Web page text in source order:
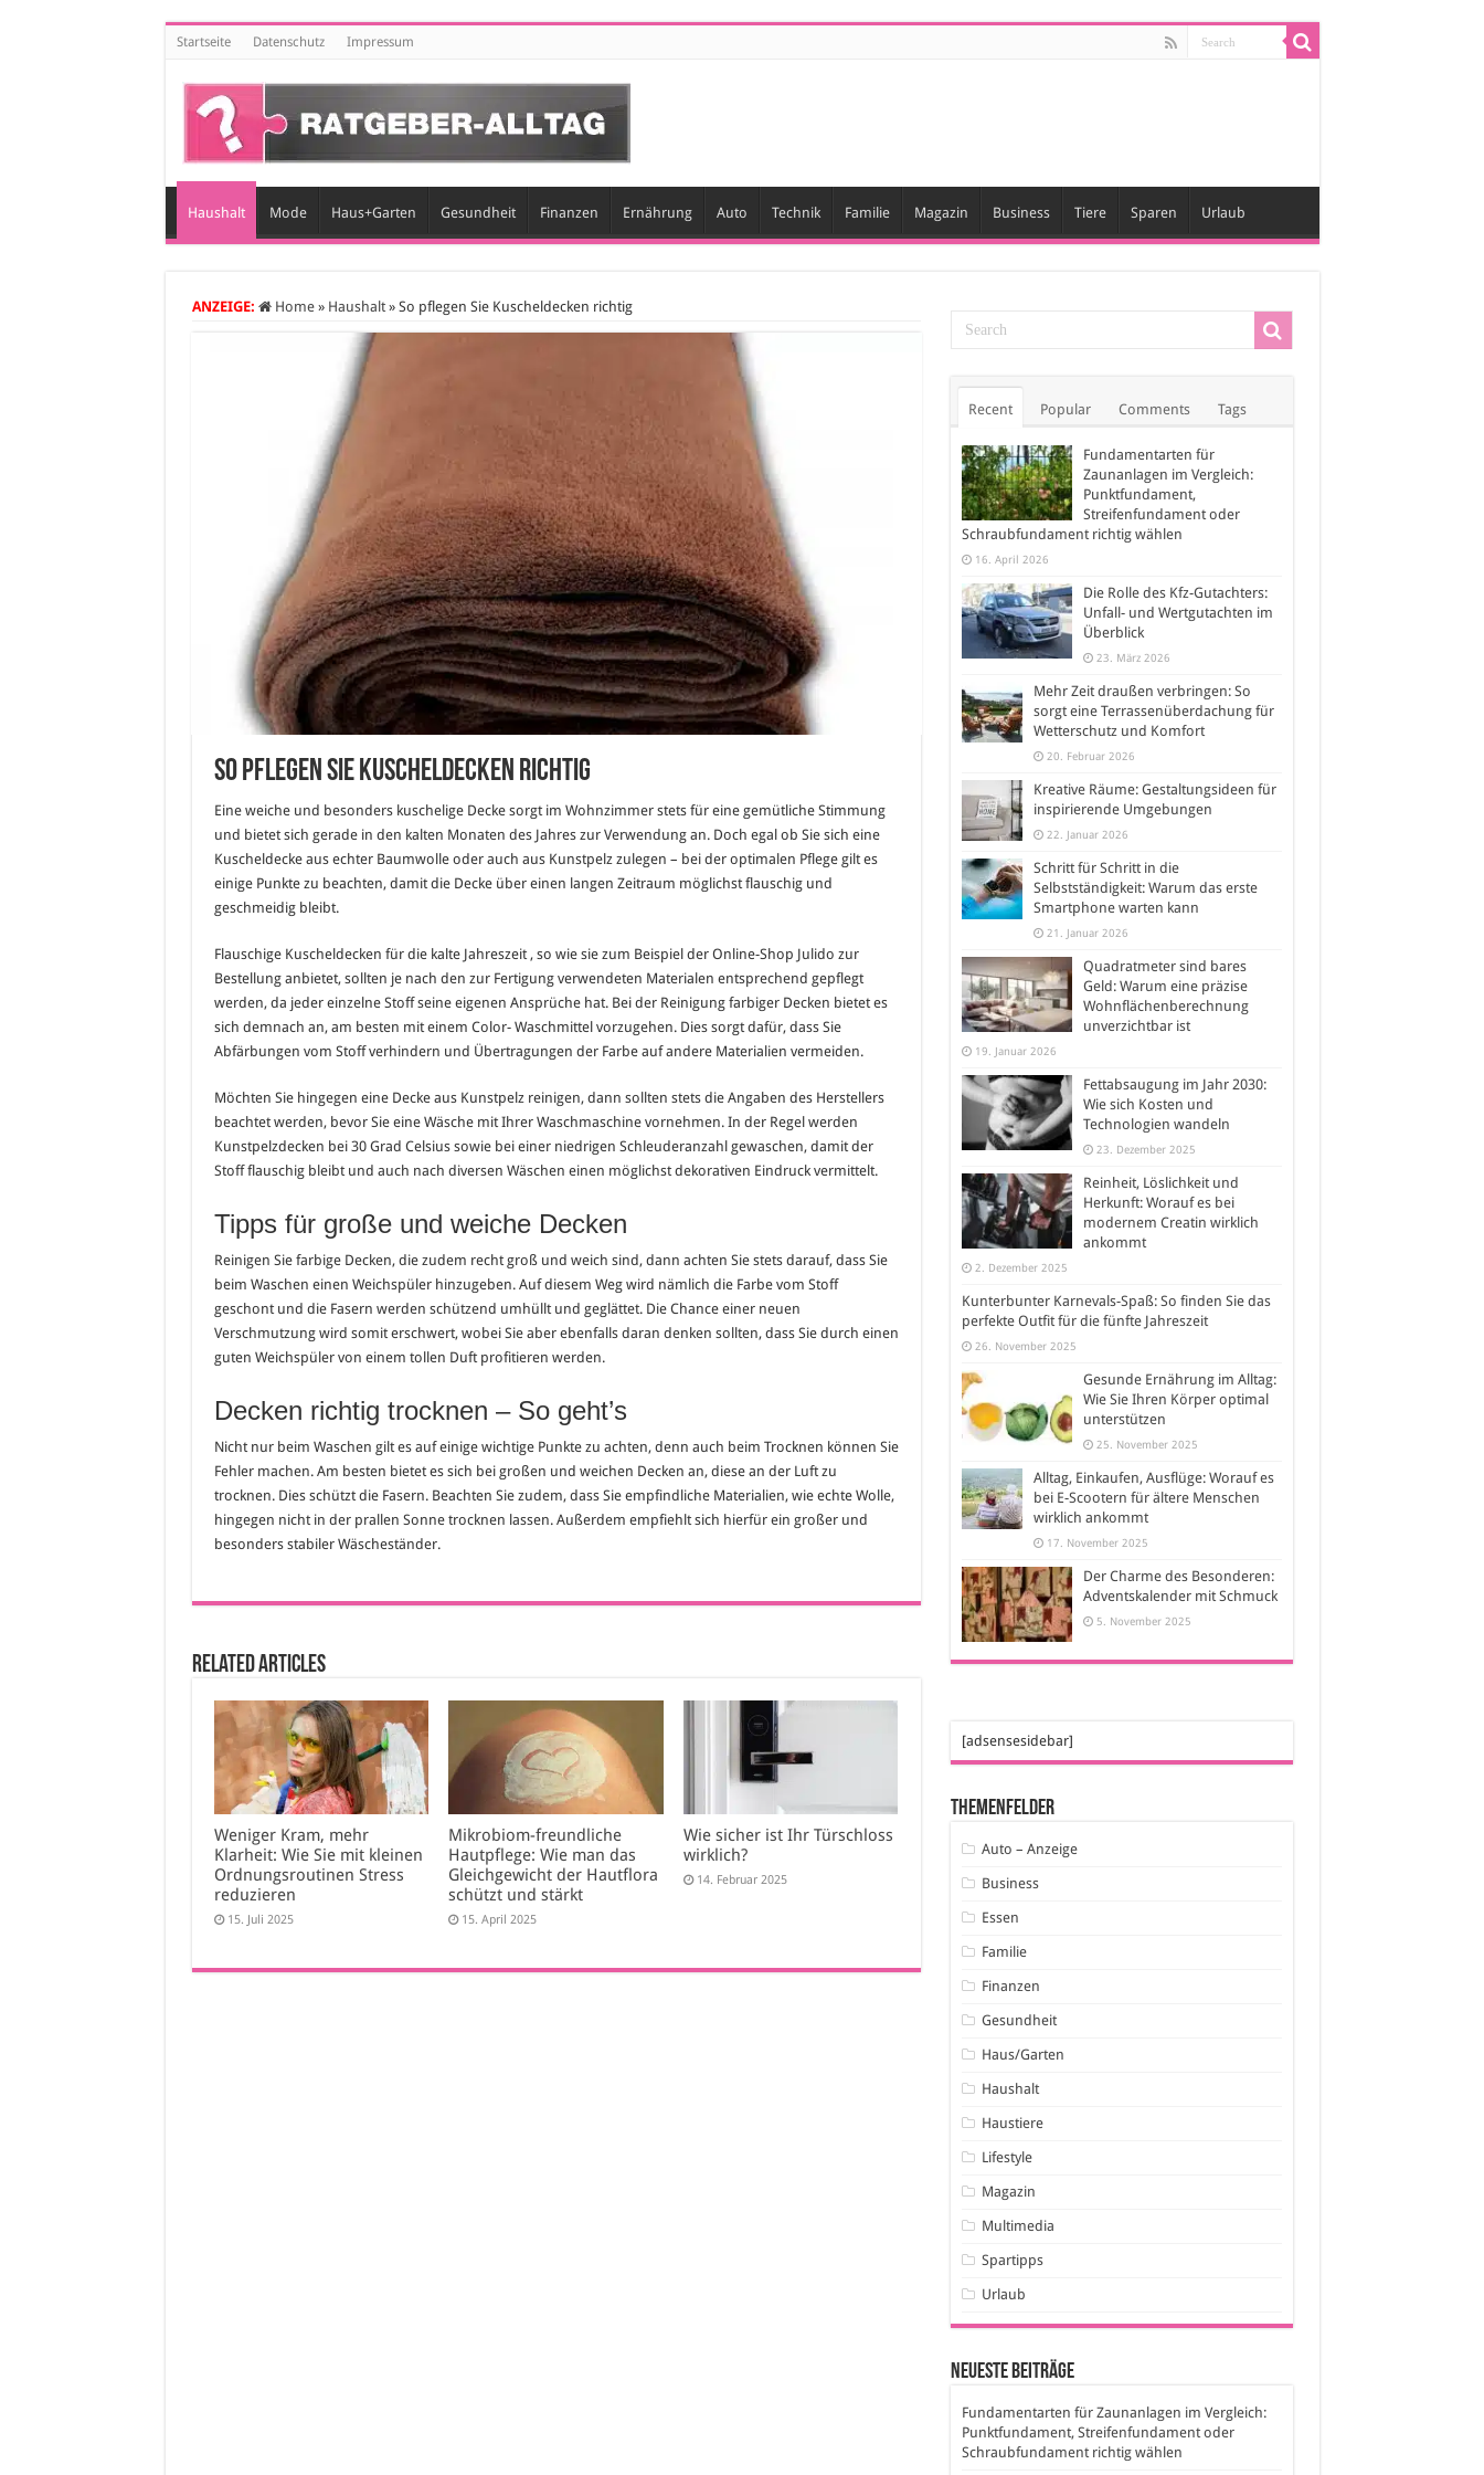
Startseite Datenschutz Impressum
Haushalt Mode Haus+Garten Gesundheit Finanzen Ernährung Auto Technik Familie Magazin Business Tiere Sparen Urlaub
ANZEIGE: Home » Haushalt » So pflegen Sie Kuscheldecken richtig
So pflegen Sie Kuscheldecken richtig
Eine weiche und besonders kuschelige Decke sorgt im Wohnzimmer stets für eine gemütliche Stimmung
und bietet sich gerade in den kalten Monaten des Jahres zur Verwendung an. Doch egal ob Sie sich eine
Kuscheldecke aus echter Baumwolle oder auch aus Kunstpelz zulegen – bei der optimalen Pflege gilt es
einige Punkte zu beachten, damit die Decke über einen langen Zeitraum möglichst flauschig und
geschmeidig bleibt.
Flauschige Kuscheldecken für die kalte Jahreszeit , so wie sie zum Beispiel der Online-Shop Julido zur
Bestellung anbietet, sollten je nach den zur Fertigung verwendeten Materialen entsprechend gepflegt
werden, da jeder einzelne Stoff seine eigenen Ansprüche hat. Bei der Reinigung farbiger Decken bietet es
sich demnach an, am besten mit einem Color- Waschmittel vorzugehen. Dies sorgt dafür, dass Sie
Abfärbungen vom Stoff verhindern und Übertragungen der Farbe auf andere Materialien vermeiden.
Möchten Sie hingegen eine Decke aus Kunstpelz reinigen, dann sollten stets die Angaben des Herstellers
beachtet werden, bevor Sie eine Wäsche mit Ihrer Waschmaschine vornehmen. In der Regel werden
Kunstpelzdecken bei 30 Grad Celsius sowie bei einer niedrigen Schleuderanzahl gewaschen, damit der
Stoff flauschig bleibt und auch nach diversen Wäschen einen möglichst dekorativen Eindruck vermittelt.
Tipps für große und weiche Decken
Reinigen Sie farbige Decken, die zudem recht groß und weich sind, dann achten Sie stets darauf, dass Sie
beim Waschen einen Weichspüler hinzugeben. Auf diesem Weg wird nämlich die Farbe vom Stoff
geschont und die Fasern werden schützend umhüllt und geglättet. Die Chance einer neuen
Verschmutzung wird somit erschwert, wobei Sie aber ebenfalls daran denken sollten, dass Sie durch einen
guten Weichspüler von einem tollen Duft profitieren werden.
Decken richtig trocknen – So geht’s
Nicht nur beim Waschen gilt es auf einige wichtige Punkte zu achten, denn auch beim Trocknen können Sie
Fehler machen. Am besten bietet es sich bei großen und weichen Decken an, diese an der Luft zu
trocknen. Dies schützt die Fasern. Beachten Sie zudem, dass Sie empfindliche Materialien, wie echte Wolle,
hingegen nicht in der prallen Sonne trocknen lassen. Außerdem empfiehlt sich hierfür ein großer und
besonders stabiler Wäscheständer.
Related Articles
Weniger Kram, mehr
Klarheit: Wie Sie mit kleinen
Ordnungsroutinen Stress
reduzieren
15. Juli 2025
Mikrobiom-freundliche
Hautpflege: Wie man das
Gleichgewicht der Hautflora
schützt und stärkt
15. April 2025
Wie sicher ist Ihr Türschloss
wirklich?
14. Februar 2025
Recent Popular Comments Tags
Fundamentarten für
Zaunanlagen im Vergleich:
Punktfundament,
Streifenfundament oder
Schraubfundament richtig wählen
16. April 2026
Die Rolle des Kfz-Gutachters:
Unfall- und Wertgutachten im
Überblick
23. März 2026
Mehr Zeit draußen verbringen: So
sorgt eine Terrassenüberdachung für
Wetterschutz und Komfort
20. Februar 2026
Kreative Räume: Gestaltungsideen für
inspirierende Umgebungen
22. Januar 2026
Schritt für Schritt in die
Selbstständigkeit: Warum das erste
Smartphone warten kann
21. Januar 2026
Quadratmeter sind bares
Geld: Warum eine präzise
Wohnflächenberechnung
unverzichtbar ist
19. Januar 2026
Fettabsaugung im Jahr 2030:
Wie sich Kosten und
Technologien wandeln
23. Dezember 2025
Reinheit, Löslichkeit und
Herkunft: Worauf es bei
modernem Creatin wirklich
ankommt
2. Dezember 2025
Kunterbunter Karnevals-Spaß: So finden Sie das
perfekte Outfit für die fünfte Jahreszeit
26. November 2025
Gesunde Ernährung im Alltag:
Wie Sie Ihren Körper optimal
unterstützen
25. November 2025
Alltag, Einkaufen, Ausflüge: Worauf es
bei E-Scootern für ältere Menschen
wirklich ankommt
17. November 2025
Der Charme des Besonderen:
Adventskalender mit Schmuck
5. November 2025
[adsensesidebar]
Themenfelder
Auto – Anzeige
Business
Essen
Familie
Finanzen
Gesundheit
Haus/Garten
Haushalt
Haustiere
Lifestyle
Magazin
Multimedia
Spartipps
Urlaub
Neueste Beiträge
Fundamentarten für Zaunanlagen im Vergleich:
Punktfundament, Streifenfundament oder
Schraubfundament richtig wählen